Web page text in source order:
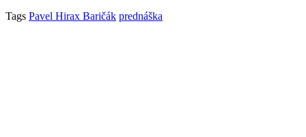
Tags Pavel Hirax Baričák prednáška